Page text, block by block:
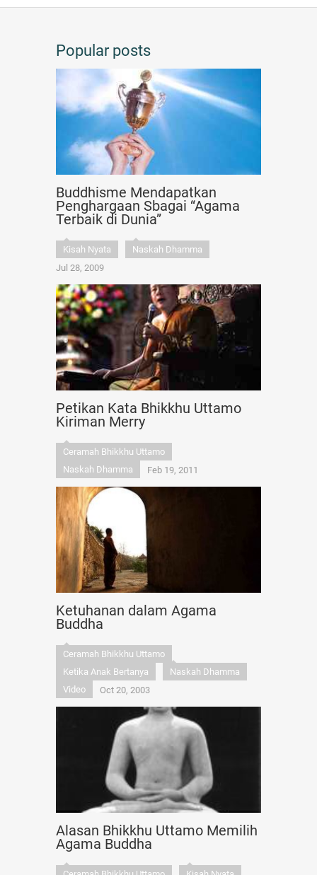
Popular posts
Buddhisme Mendapatkan
Penghargaan Sbagai “Agama
Terbaik di Dunia”
Kisah Nyata
Naskah Dhamma
Jul 28, 2009
Petikan Kata Bhikkhu Uttamo
Kiriman Merry
Ceramah Bhikkhu Uttamo
Naskah Dhamma
Feb 19, 2011
Ketuhanan dalam Agama
Buddha
Ceramah Bhikkhu Uttamo
Ketika Anak Bertanya
Naskah Dhamma
Video
Oct 20, 2003
Alasan Bhikkhu Uttamo Memilih
Agama Buddha